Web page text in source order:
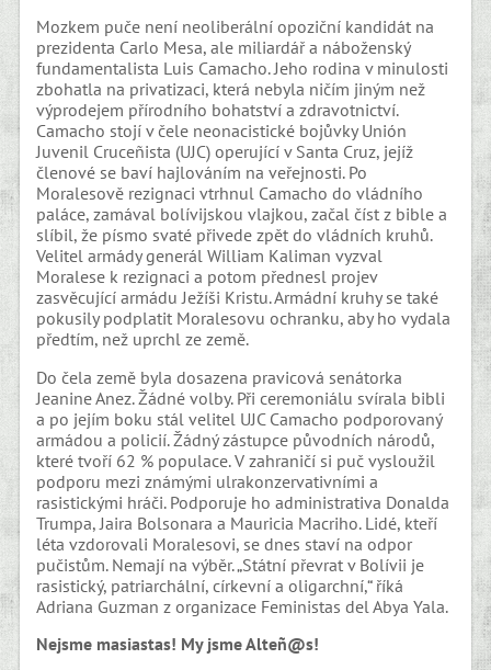
Mozkem puče není neoliberální opoziční kandidát na
prezidenta Carlo Mesa, ale miliardář a náboženský
fundamentalista Luis Camacho. Jeho rodina v minulosti
zbohatla na privatizaci, která nebyla ničím jiným než
výprodejem přírodního bohatství a zdravotnictví.
Camacho stojí v čele neonacistické bojůvky Unión
Juvenil Cruceñista (UJC) operující v Santa Cruz, jejíž
členové se baví hajlováním na veřejnosti. Po
Moralesově rezignaci vtrhnul Camacho do vládního
paláce, zamával bolívijskou vlajkou, začal číst z bible a
slíbil, že písmo svaté přivede zpět do vládních kruhů.
Velitel armády generál William Kaliman vyzval
Moralese k rezignaci a potom přednesl projev
zasvěcující armádu Ježíši Kristu. Armádní kruhy se také
pokusily podplatit Moralesovu ochranku, aby ho vydala
předtím, než uprchl ze země.
Do čela země byla dosazena pravicová senátorka
Jeanine Anez. Žádné volby. Při ceremoniálu svírala bibli
a po jejím boku stál velitel UJC Camacho podporovaný
armádou a policií. Žádný zástupce původních národů,
které tvoří 62 % populace. V zahraničí si puč vysloužil
podporu mezi známými ulrakonzervativními a
rasistickými hráči. Podporuje ho administrativa Donalda
Trumpa, Jaira Bolsonara a Mauricia Macriho. Lidé, kteří
léta vzdorovali Moralesovi, se dnes staví na odpor
pučistům. Nemají na výběr. „Státní převrat v Bolívii je
rasistický, patriarchální, církevní a oligarchní,“ říká
Adriana Guzman z organizace Feministas del Abya Yala.
Nejsme masiastas! My jsme Alteñ@s!